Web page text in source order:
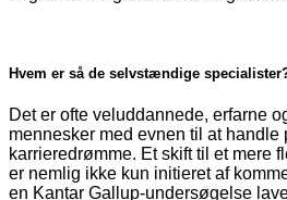
Hvem er så de selvstændige
Det er ofte veluddannede, erfarne
mennesker med evnen til at handle
karrieredrømme. Et skift til et mere
er nemlig ikke kun initieret af
en Kantar Gallup-undersøgelse